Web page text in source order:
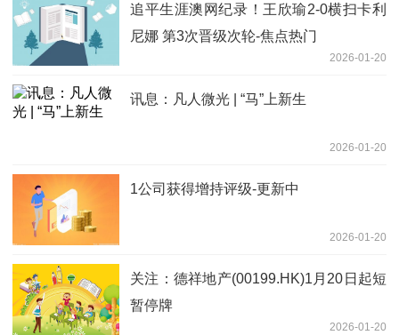
追平生涯澳网纪录！王欣瑜2-0横扫卡利
尼娜 第3次晋级次轮-焦点热门
2026-01-20
讯息：凡人微光 | “马”上新生
2026-01-20
1公司获得增持评级-更新中
2026-01-20
关注：德祥地产(00199.HK)1月20日起短
暂停牌
2026-01-20